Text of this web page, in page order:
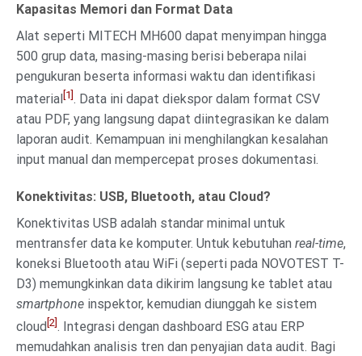
Kapasitas Memori dan Format Data
Alat seperti MITECH MH600 dapat menyimpan hingga
500 grup data, masing-masing berisi beberapa nilai
pengukuran beserta informasi waktu dan identifikasi
material [1] . Data ini dapat diekspor dalam format CSV
atau PDF, yang langsung dapat diintegrasikan ke dalam
laporan audit. Kemampuan ini menghilangkan kesalahan
input manual dan mempercepat proses dokumentasi.
Konektivitas: USB, Bluetooth, atau Cloud?
Konektivitas USB adalah standar minimal untuk
mentransfer data ke komputer. Untuk kebutuhan real-time,
koneksi Bluetooth atau WiFi (seperti pada NOVOTEST T-
D3) memungkinkan data dikirim langsung ke tablet atau
smartphone inspektor, kemudian diunggah ke sistem
cloud [2] . Integrasi dengan dashboard ESG atau ERP
memudahkan analisis tren dan penyajian data audit. Bagi